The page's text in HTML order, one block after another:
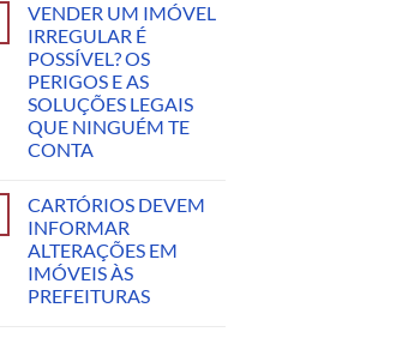
VENDER UM IMÓVEL
IRREGULAR É
POSSÍVEL? OS
PERIGOS E AS
SOLUÇÕES LEGAIS
QUE NINGUÉM TE
CONTA
CARTÓRIOS DEVEM
INFORMAR
ALTERAÇÕES EM
IMÓVEIS ÀS
PREFEITURAS